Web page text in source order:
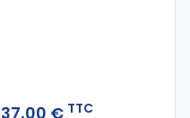
37,00 € TTC